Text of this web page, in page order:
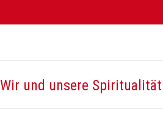
Wir und unsere Spiritualität